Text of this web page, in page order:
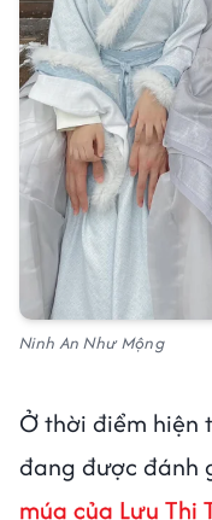
Ninh An Như Mộng
Ở thời điểm hiện
đang được đánh
múa của Lưu Thi